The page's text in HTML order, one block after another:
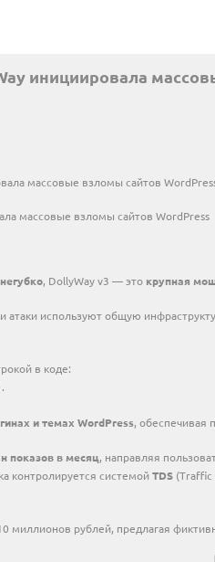
инициировала
массовые взломы сайтов
, DollyWay v3 — это крупная
атаки используют общую
в коде:
.
и темах WordPress, обеспечивая
показов в месяц, направляя
контролируется системой TDS (Traffic
миллионов рублей, предлагая